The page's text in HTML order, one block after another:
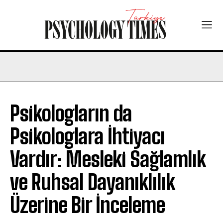
Psikologların da
Psikologlara İhtiyacı
Vardır: Mesleki Sağlamlık
ve Ruhsal Dayanıklılık
Üzerine Bir İnceleme